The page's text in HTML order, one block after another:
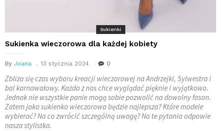
Sukienki
Sukienka wieczorowa dla każdej kobiety
By Joana 13 stycznia 2024 0
Zbliża się czas wyboru kreacji wieczorowej na Andrzejki, Sylwestra i
bal karnawałowy. Każda z nas chce wyglądać pięknie i wyjątkowo.
Jednak nie wszystkie panie mogą sobie pozwolić na dowolny fason.
Zatem jaka sukienka wieczorowa będzie najlepsza? Które modele
wybierać? Na co zwrócić szczególną uwagę? Na te pytania odpowie
nasza stylistka.